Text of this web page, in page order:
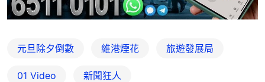
元旦除夕倒數 維港煙花 旅遊發展局
01 Video 新聞狂人